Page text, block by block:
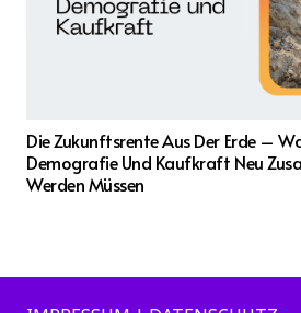
Die Zukunftsrente Aus Der Erde –
Demografie Und Kaufkraft Neu
Werden Müssen